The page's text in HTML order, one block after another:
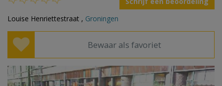
Louise Henriettestraat , Groningen
Bewaar als favoriet